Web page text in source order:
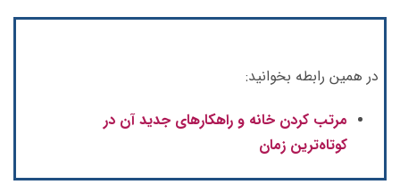
در همین رابطه بخوانید:
مرتب کردن خانه و راهکارهای جدید آن در
کوتاه‌ترین زمان